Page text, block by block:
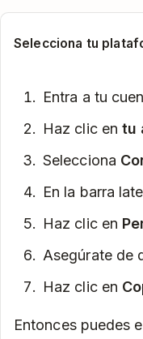
Selecciona tu
Entra a tu
Haz clic entu
Selecciona
En la barra
Haz clic en
Asegúrate de
Haz clic en
Entonces puedes